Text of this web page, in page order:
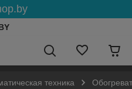
техника